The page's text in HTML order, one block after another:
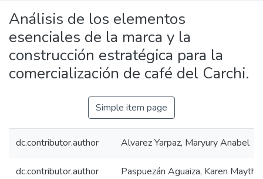
Estadísticas Externas
Manuales
Análisis de los elementos
esenciales de la marca y la
construcción estratégica para la
comercialización de café del Carchi.
Simple item page
dc.contributor.author Alvarez Yarpaz, Maryury Anabel
dc.contributor.author Paspuezán Aguaiza, Karen Maythe